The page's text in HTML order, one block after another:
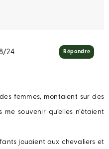
24
femmes, montaient sur des
souvenir qu’elles n’étaient
jouaient aux chevaliers et
Répondre